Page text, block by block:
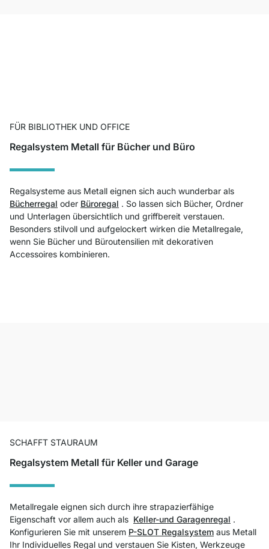
FÜR BIBLIOTHEK UND OFFICE
Regalsystem Metall für Bücher und Büro
Regalsysteme aus Metall eignen sich auch wunderbar als
Bücherregal oder Büroregal . So lassen sich Bücher, Ordner
und Unterlagen übersichtlich und griffbereit verstauen.
Besonders stilvoll und aufgelockert wirken die Metallregale,
wenn Sie Bücher und Büroutensilien mit dekorativen
Accessoires kombinieren.
SCHAFFT STAURAUM
Regalsystem Metall für Keller und Garage
Metallregale eignen sich durch ihre strapazierfähige
Eigenschaft vor allem auch als Keller-und Garagenregal .
Konfigurieren Sie mit unserem P-SLOT Regalsystem aus Metall
Ihr Individuelles Regal und verstauen Sie Kisten, Werkzeuge